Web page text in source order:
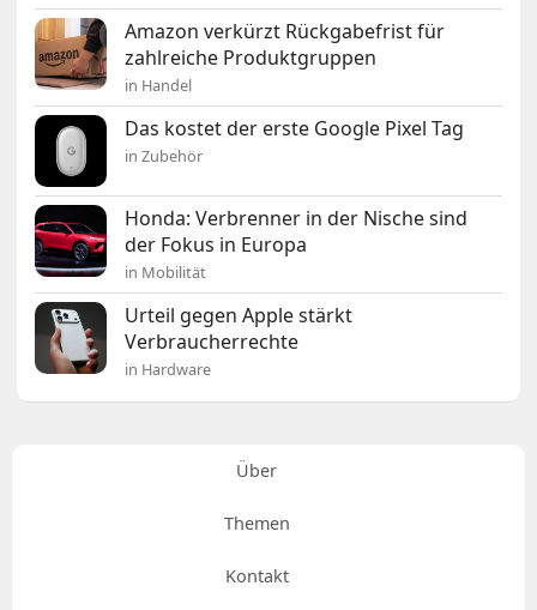
Amazon verkürzt Rückgabefrist für
zahlreiche Produktgruppen
in Handel
Das kostet der erste Google Pixel Tag
in Zubehör
Honda: Verbrenner in der Nische sind
der Fokus in Europa
in Mobilität
Urteil gegen Apple stärkt
Verbraucherrechte
in Hardware
Über
Themen
Kontakt